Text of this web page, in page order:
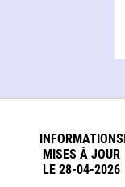
INFORMATIONS
MISES À JOUR
LE 28-04-2026